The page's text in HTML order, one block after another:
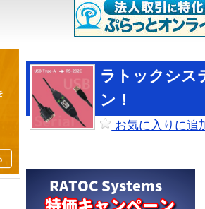
ラトックシス
ン！
お気に入りに追